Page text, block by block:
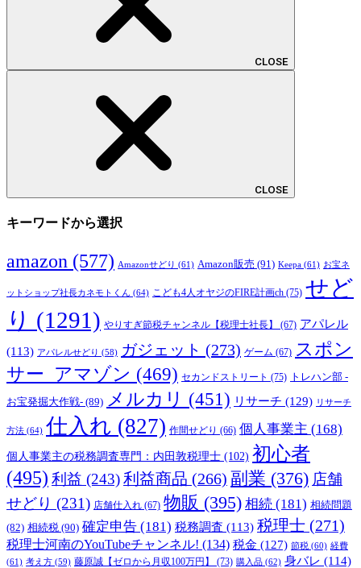
CLOSE
CLOSE
キーワードから選択
amazon (577) Amazonせどり (61) Amazon販売 (91) Keepa (61) お宝ネ
ットショップ社長カネモトくん (64) こども4人オヤジのFIRE計画ch (75) せど
り (1291) やりすぎ節税チャンネル【税理士社長】 (67) アパレル
(113) アパレルせどり (58) ガジェット (273) ゲーム (67) スポン
サー_アマゾン (469) セカンドストリート (75) トレハン部 -
お宝発掘大作戦- (89) メルカリ (451) リサーチ (129) リサーチ
方法 (64) 仕入れ (827) 作間せどり (66) 個人事業主 (168)
個人事業主の税務調査専門：内田敦税理士 (102) 初心者
(495) 利益 (243)利益商品 (266) 副業 (376) 店舗
せどり (231) 店舗仕入れ (67) 物販 (395) 相続 (181) 相続問題
(82) 相続税 (90) 確定申告 (181) 税務調査 (113) 税理士 (271)
税理士河南のYouTubeチャンネル! (134) 税金 (127) 節税 (60) 経費
(61) 考え方 (59) 藤原誠【ゼロから月収100万円】 (73) 購入品 (62) 身バレ (114)